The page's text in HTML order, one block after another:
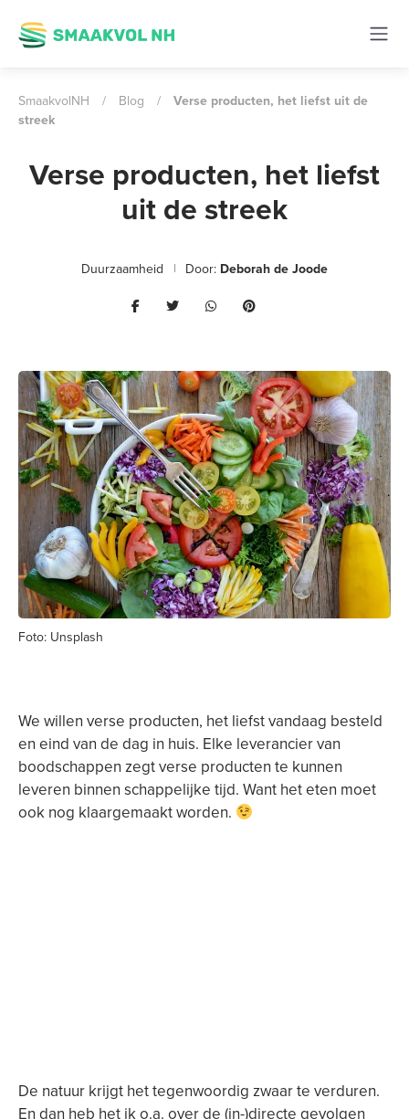
SmaakvolNH / Blog /
Verse producten, het liefst uit de
streek
Foto: Unsplash
Verse producten, het liefst
uit de streek
Duurzaamheid Door: Deborah de Joode
We willen verse producten, het liefst vandaag besteld
en eind van de dag in huis. Elke leverancier van
boodschappen zegt verse producten te kunnen
leveren binnen schappelijke tijd. Want het eten moet
ook nog klaargemaakt worden.
De natuur krijgt het tegenwoordig zwaar te verduren.
En dan heb het ik o.a. over de (in-)directe gevolgen